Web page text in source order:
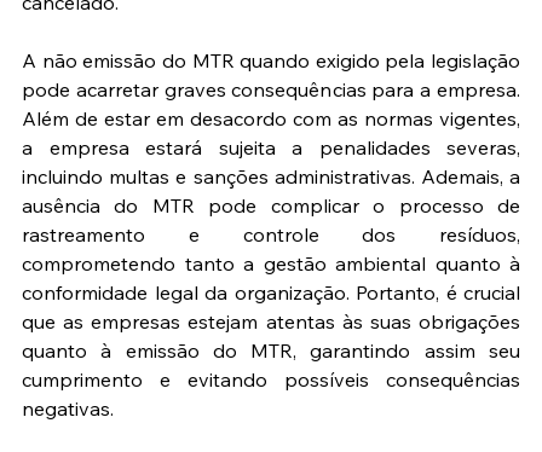
A não emissão do MTR quando exigido pela legislação
pode acarretar graves consequências para a empresa.
Além de estar em desacordo com as normas vigentes,
a empresa estará sujeita a penalidades severas,
incluindo multas e sanções administrativas. Ademais, a
ausência do MTR pode complicar o processo de
rastreamento e controle dos resíduos,
comprometendo tanto a gestão ambiental quanto à
conformidade legal da organização. Portanto, é crucial
que as empresas estejam atentas às suas obrigações
quanto à emissão do MTR, garantindo assim seu
cumprimento e evitando possíveis consequências
negativas.